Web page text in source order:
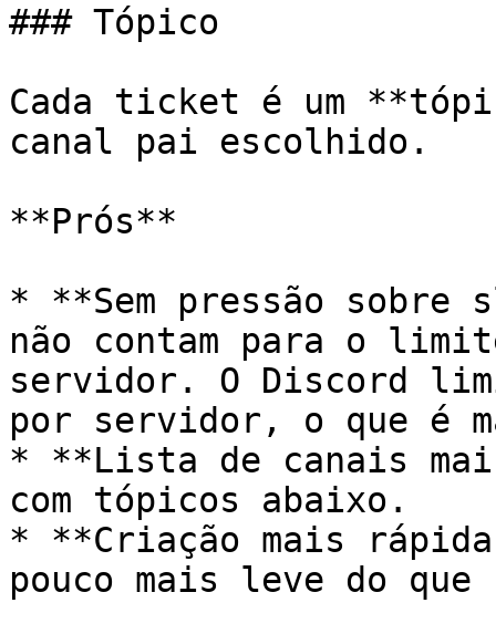
### Tópico
Cada ticket é um
canal pai escolhido.
**Prós**
* **Sem pressão
não contam para o
servidor. O Discord
por servidor, o que é
* **Lista de canais
com tópicos abaixo.
* **Criação mais
pouco mais leve do